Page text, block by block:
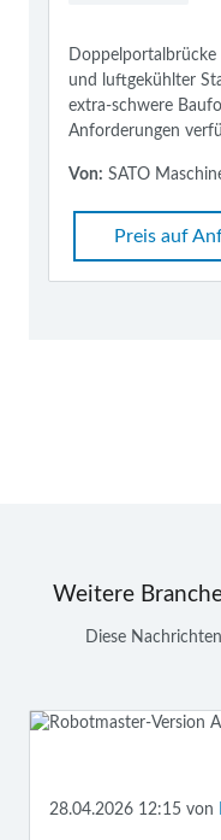
und luftgekühlter
extra-schwere
Anforderungen
Von: SATO
Preis auf
Weitere
Diese
28.04.2026 12:15 von